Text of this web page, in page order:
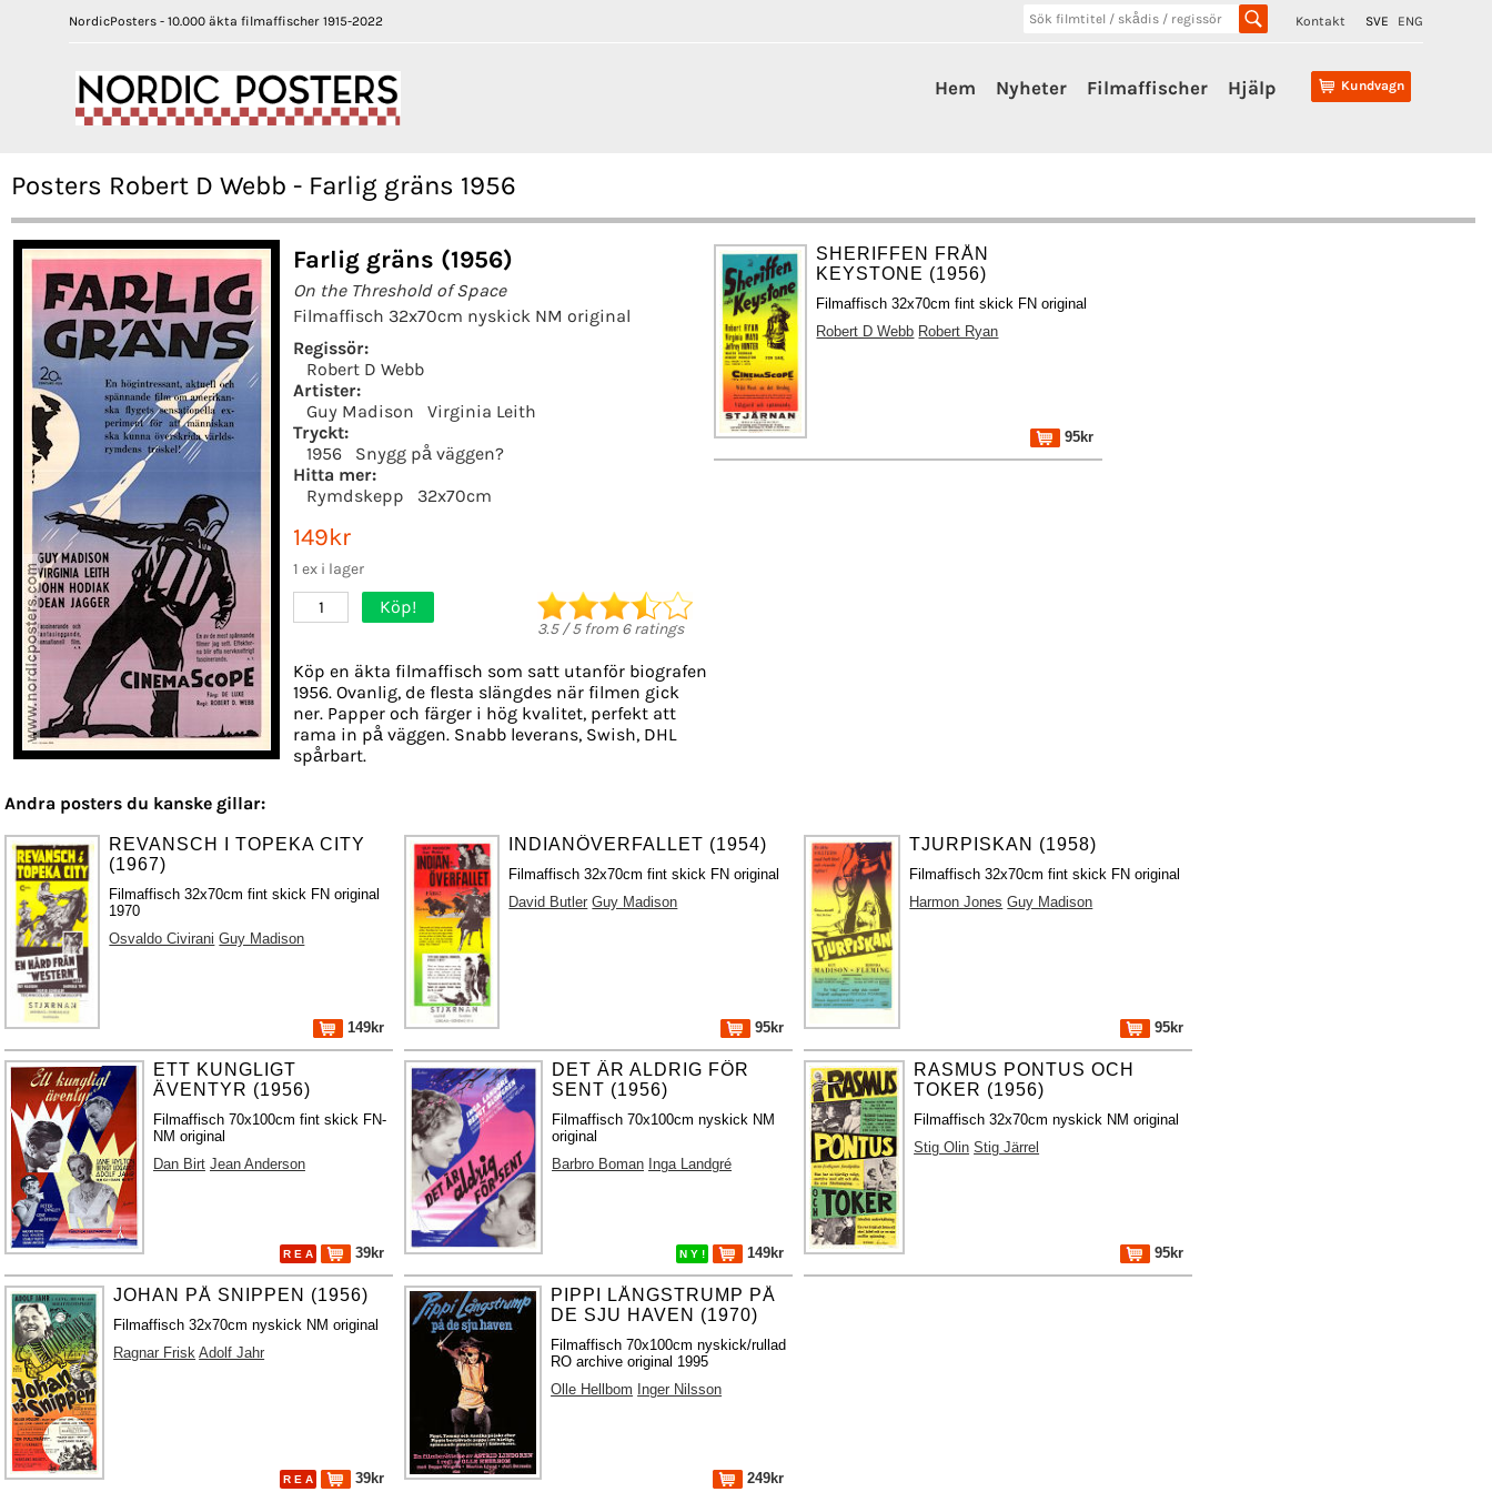
NordicPosters - 10.000 äkta filmaffischer 1915-2022 Kontakt SVE ENG
Kundvagn
Hem Nyheter Filmaffischer Hjälp
Posters Robert D Webb - Farlig gräns 1956
Farlig gräns (1956)
On the Threshold of Space
Filmaffisch 32x70cm nyskick NM original
Regissör:
Robert D Webb
Artister:
Guy Madison
Virginia Leith
Tryckt:
1956
Snygg på väggen?
Hitta mer:
Rymdskepp
32x70cm
149kr
1 ex i lager
1 Köp!
3.5/5from 6ratings
Köp en äkta filmaffisch som satt utanför biografen
1956. Ovanlig, de flesta slängdes när filmen gick
ner. Papper och färger i hög kvalitet, perfekt att
rama in på väggen. Snabb leverans, Swish, DHL
spårbart.
SHERIFFEN FRÅN
KEYSTONE (1956)
Filmaffisch 32x70cm fint skick FN original
Robert D Webb Robert Ryan
95kr
Andra posters du kanske gillar:
REVANSCH I TOPEKA CITY
(1967)
Filmaffisch 32x70cm fint skick FN original
1970
Osvaldo Civirani Guy Madison
149kr
INDIANÖVERFALLET (1954)
Filmaffisch 32x70cm fint skick FN original
David Butler Guy Madison
95kr
TJURPISKAN (1958)
Filmaffisch 32x70cm fint skick FN original
Harmon Jones Guy Madison
95kr
ETT KUNGLIGT
ÄVENTYR (1956)
Filmaffisch 70x100cm fint skick FN-
NM original
Dan Birt Jean Anderson
R E A 39kr
DET ÄR ALDRIG FÖR
SENT (1956)
Filmaffisch 70x100cm nyskick NM
original
Barbro Boman Inga Landgré
N Y ! 149kr
RASMUS PONTUS OCH
TOKER (1956)
Filmaffisch 32x70cm nyskick NM original
Stig Olin Stig Järrel
95kr
JOHAN PÅ SNIPPEN (1956)
Filmaffisch 32x70cm nyskick NM original
Ragnar Frisk Adolf Jahr
R E A 39kr
PIPPI LÅNGSTRUMP PÅ
DE SJU HAVEN (1970)
Filmaffisch 70x100cm nyskick/rullad
RO archive original 1995
Olle Hellbom Inger Nilsson
249kr